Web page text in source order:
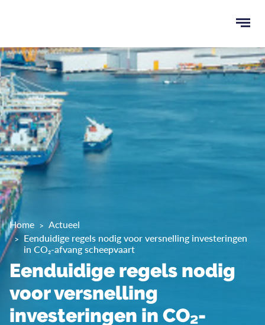
menu
Home
Actueel
Eenduidige regels nodig voor versnelling investeringen
in CO₂-afvang scheepvaart
Eenduidige regels nodig
voor versnelling
investeringen in CO₂-